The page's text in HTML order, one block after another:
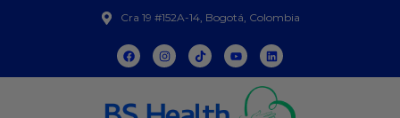
Cra 19 #152A-14, Bogotá, Colombia